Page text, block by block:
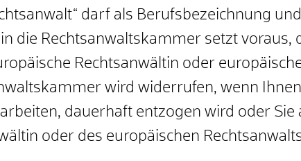
darf als Berufsbezeichnung
die Rechtsanwaltskammer setzt voraus,
Rechtsanwältin oder
wird widerrufen, wenn
dauerhaft entzogen wird oder
oder des europäischen